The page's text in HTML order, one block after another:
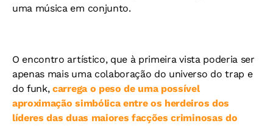
uma música em conjunto.
O encontro artístico, que à primeira vista poderia ser
apenas mais uma colaboração do universo do trap e
do funk,carrega o peso de uma possível
aproximação simbólica entre os herdeiros dos
líderes das duas maiores facções criminosas do